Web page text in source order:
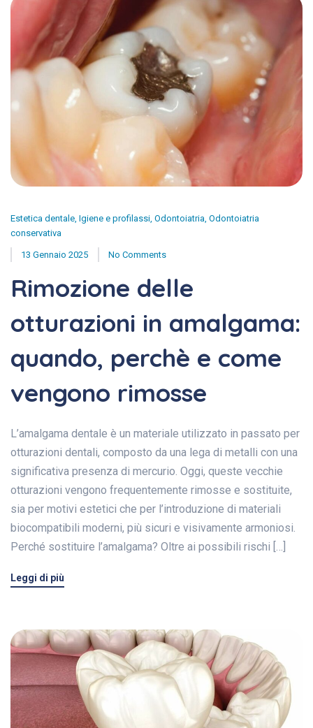
Estetica dentale, Igiene e profilassi, Odontoiatria, Odontoiatria
conservativa
13 Gennaio 2025 No Comments
Rimozione delle
otturazioni in amalgama:
quando, perchè e come
vengono rimosse
L’amalgama dentale è un materiale utilizzato in passato per
otturazioni dentali, composto da una lega di metalli con una
significativa presenza di mercurio. Oggi, queste vecchie
otturazioni vengono frequentemente rimosse e sostituite,
sia per motivi estetici che per l’introduzione di materiali
biocompatibili moderni, più sicuri e visivamente armoniosi.
Perché sostituire l’amalgama? Oltre ai possibili rischi […]
Leggi di più